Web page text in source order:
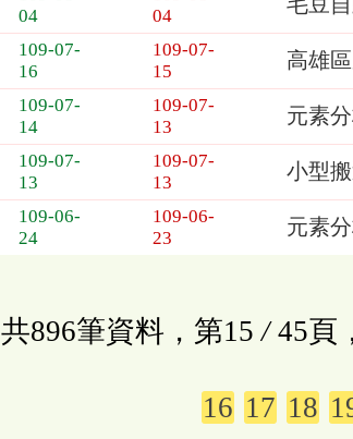
04
04
109-07-
16
109-07-
15
高雄
109-07-
14
109-07-
13
元素
109-07-
13
109-07-
13
小型
109-06-
24
109-06-
23
元素
共896筆資料，第15 /45頁
16 17 18